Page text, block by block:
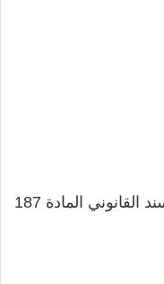
الإجابة الصحيحة هي 1/2/3 السند القانوني المادة 187